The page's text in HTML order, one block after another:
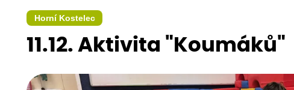
Horní Kostelec
11.12. Aktivita "Koumáků"